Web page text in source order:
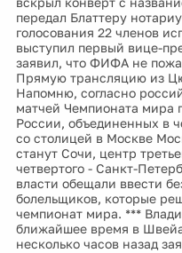
передал Блаттеру
голосования 22 членов
выступил первый вице-
заявил, что ФИФА не
Прямую трансляцию из
Напомню, согласно
матчей Чемпионата мира
России, объединенных в
со столицей в Москве
станут Сочи, центр
четвертого - Санкт-
власти обещали ввести
болельщиков, которые
чемпионат мира. ***
ближайшее время в
несколько часов назад